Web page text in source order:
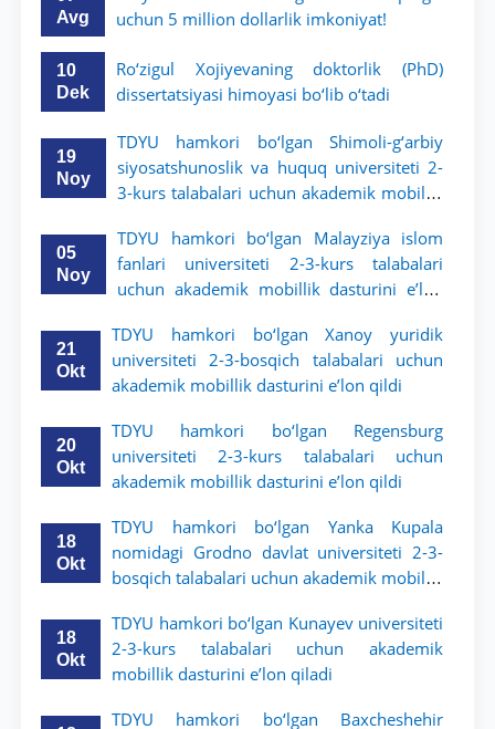
Avg
uchun 5 million dollarlik imkoniyat!
10
Dek
Ro‘zigul Xojiyevaning doktorlik (PhD)
dissertatsiyasi himoyasi bo‘lib o‘tadi
19
Noy
TDYU hamkori bo‘lgan Shimoli-g‘arbiy
siyosatshunoslik va huquq universiteti 2-
3-kurs talabalari uchun akademik mobillik
05
Noy
TDYU hamkori bo‘lgan Malayziya islom
fanlari universiteti 2-3-kurs talabalari
uchun akademik mobillik dasturini e’lon
21
Okt
TDYU hamkori bo‘lgan Xanoy yuridik
universiteti 2-3-bosqich talabalari uchun
akademik mobillik dasturini e’lon qildi
20
Okt
TDYU hamkori bo‘lgan Regensburg
universiteti 2-3-kurs talabalari uchun
akademik mobillik dasturini e’lon qildi
18
Okt
TDYU hamkori bo‘lgan Yanka Kupala
nomidagi Grodno davlat universiteti 2-3-
bosqich talabalari uchun akademik mobillik
18
Okt
TDYU hamkori bo‘lgan Kunayev universiteti
2-3-kurs talabalari uchun akademik
mobillik dasturini e’lon qiladi
TDYU hamkori bo‘lgan Baxcheshehir